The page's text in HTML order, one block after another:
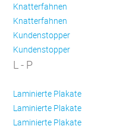
Knatterfahnen
Knatterfahnen
Kundenstopper
Kundenstopper
L - P
Laminierte Plakate
Laminierte Plakate
Laminierte Plakate